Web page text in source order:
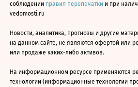
соблюдении правил перепечатки и при
vedomosti.ru
Новости, аналитика, прогнозы и другие
на данном сайте, не являются офертой или
или продаже каких-либо активов.
На информационном ресурсе применяются
технологии (информационные технологии